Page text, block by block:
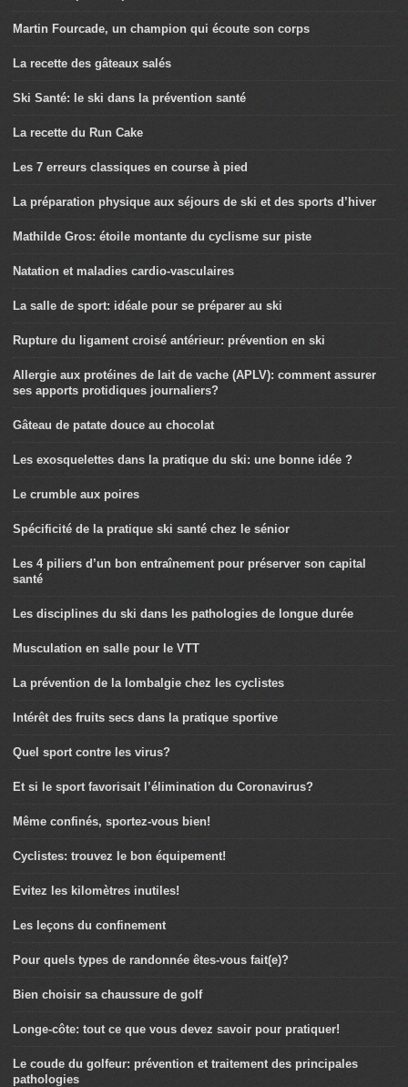
Martin Fourcade, un champion qui écoute son corps
La recette des gâteaux salés
Ski Santé: le ski dans la prévention santé
La recette du Run Cake
Les 7 erreurs classiques en course à pied
La préparation physique aux séjours de ski et des sports d’hiver
Mathilde Gros: étoile montante du cyclisme sur piste
Natation et maladies cardio-vasculaires
La salle de sport: idéale pour se préparer au ski
Rupture du ligament croisé antérieur: prévention en ski
Allergie aux protéines de lait de vache (APLV): comment assurer
ses apports protidiques journaliers?
Gâteau de patate douce au chocolat
Les exosquelettes dans la pratique du ski: une bonne idée ?
Le crumble aux poires
Spécificité de la pratique ski santé chez le sénior
Les 4 piliers d’un bon entraînement pour préserver son capital
santé
Les disciplines du ski dans les pathologies de longue durée
Musculation en salle pour le VTT
La prévention de la lombalgie chez les cyclistes
Intérêt des fruits secs dans la pratique sportive
Quel sport contre les virus?
Et si le sport favorisait l’élimination du Coronavirus?
Même confinés, sportez-vous bien!
Cyclistes: trouvez le bon équipement!
Evitez les kilomètres inutiles!
Les leçons du confinement
Pour quels types de randonnée êtes-vous fait(e)?
Bien choisir sa chaussure de golf
Longe-côte: tout ce que vous devez savoir pour pratiquer!
Le coude du golfeur: prévention et traitement des principales
pathologies